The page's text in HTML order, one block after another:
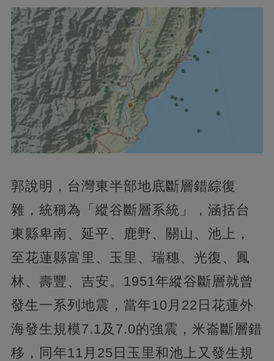
郭說明，台灣東半部地底斷層錯綜復
雜，統稱為「縱谷斷層系統」，涵括台
東縣卑南、延平、鹿野、關山、池上，
至花蓮縣富里、玉里、瑞穗、光復、鳳
林、壽豐、吉安。1951年縱谷斷層就曾
發生一系列地震，當年10月22日花蓮外
海發生規模7.1及7.0的強震，米崙斷層錯
移，同年11月25日玉里和池上又發生規